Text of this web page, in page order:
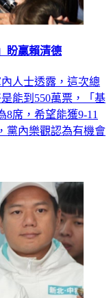
盼贏賴清德
人士透露，這次總
能到550萬票，「基
席，希望能獲9-11
黨內樂觀認為有機會